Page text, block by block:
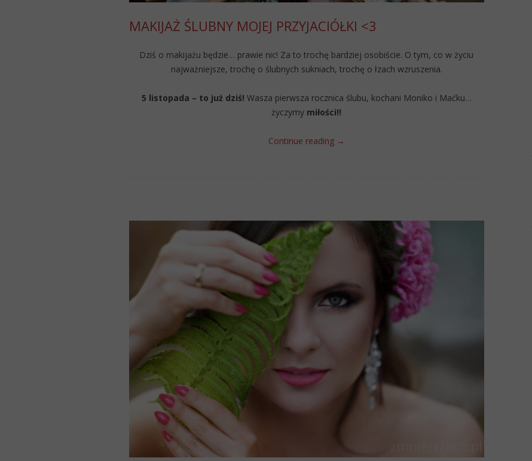
MAKIJAŻ ŚLUBNY MOJEJ PRZYJACIÓŁKI <3
Dziś o makijażu będzie… prawie nic! Za to trochę bardziej osobiście. O tym, co w życiu
najważniejsze, trochę o ślubnych sukniach, trochę o łzach wzruszenia.
5 listopada – to już dziś! Wasza pierwsza rocznica ślubu, kochani Moniko i Maćku…
życzymy miłości!!
Continue reading →